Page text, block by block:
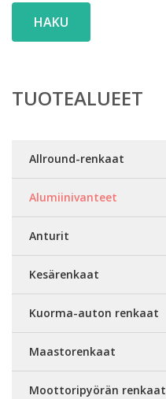
HAKU
TUOTEALUEET
Allround-renkaat
Alumiinivanteet
Anturit
Kesärenkaat
Kuorma-auton renkaat
Maastorenkaat
Moottoripyörän renkaat